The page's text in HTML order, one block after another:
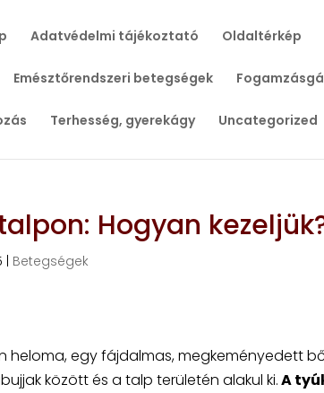
Adatvédelmi tájékoztató Oldaltérkép
Emésztőrendszeri betegségek
Terhesség, gyerekágy Uncategorized
Hogyan
Betegségek
heloma, egy fájdalmas, megkeményedett
között és a talp területén alakul ki.A